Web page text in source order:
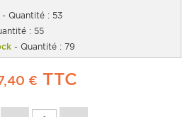
- Quantité : 53
: 55
- Quantité : 79
€ TTC